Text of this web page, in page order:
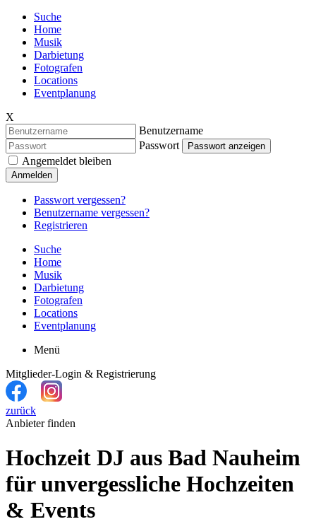
Suche
Home
Musik
Darbietung
Fotografen
Locations
Eventplanung
X
Benutzername
Passwort
Passwort anzeigen
Angemeldet bleiben
Anmelden
Passwort vergessen?
Benutzername vergessen?
Registrieren
Suche
Home
Musik
Darbietung
Fotografen
Locations
Eventplanung
Menü
Mitglieder-Login & Registrierung
zurück
Anbieter finden
Hochzeit DJ aus Bad Nauheim
für unvergessliche Hochzeiten
& Events